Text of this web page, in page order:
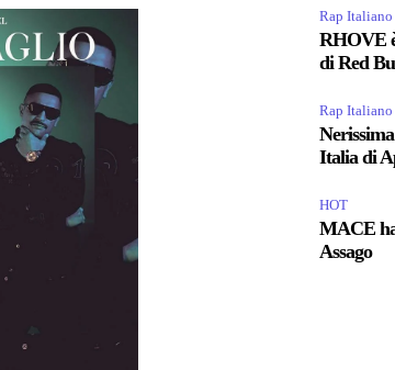
Rap Italiano
RHOVE
di Red
Rap Italiano
Italia di
HOT
MACE
Assago